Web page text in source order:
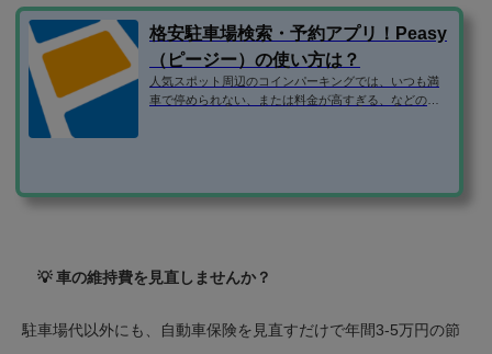
格安駐車場検索・予約アプリ！Peasy
（ピージー）の使い方は？
人気スポット周辺のコインパーキングでは、いつも満
車で停められない、または料金が高すぎる、などの問
のダウンロード アプリは、iOS・android両方に対応し
💡 車の維持費を見直しませんか？
駐車場代以外にも、自動車保険を見直すだけで年間3-5万円の節